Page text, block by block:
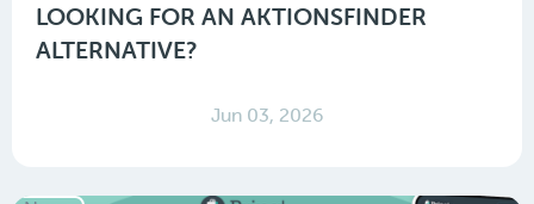
LOOKING FOR AN AKTIONSFINDER
ALTERNATIVE?
Jun 03, 2026